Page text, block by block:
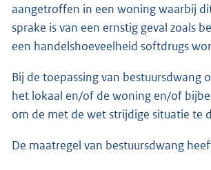
aangetroffen in een woning waarbij
sprake is van een ernstig geval zoals
een handelshoeveelheid softdrugs
Bij de toepassing van
het lokaal en/of de woning en/of
om de met de wet strijdige situatie te
De maatregel van bestuursdwang